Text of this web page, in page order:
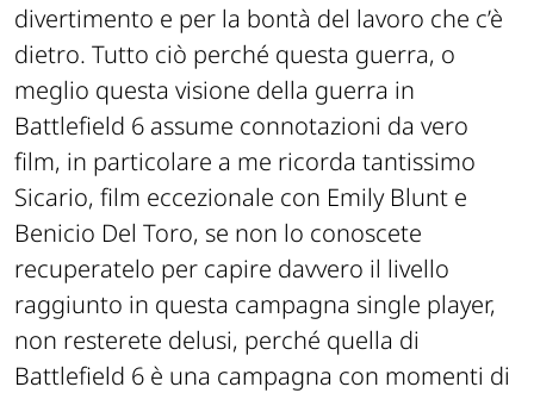
divertimento e per la bontà del lavoro che c’è
dietro. Tutto ciò perché questa guerra, o
meglio questa visione della guerra in
Battlefield 6 assume connotazioni da vero
film, in particolare a me ricorda tantissimo
Sicario, film eccezionale con Emily Blunt e
Benicio Del Toro, se non lo conoscete
recuperatelo per capire davvero il livello
raggiunto in questa campagna single player,
non resterete delusi, perché quella di
Battlefield 6 è una campagna con momenti di